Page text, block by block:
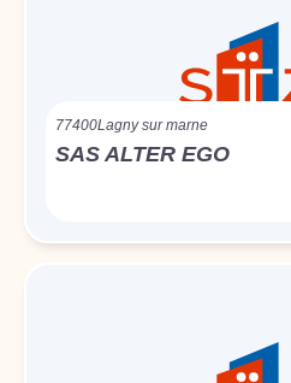
77400Lagny sur marne
SAS ALTER EGO